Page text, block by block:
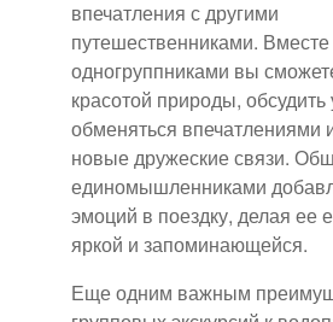
впечатления с другими
путешественниками. Вместе
одногруппниками вы
красотой природы,
обменяться впечатлениями
новые дружеские связи.
единомышленниками
эмоций в поездку, делая ее
яркой и запоминающейся.
Еще одним важным